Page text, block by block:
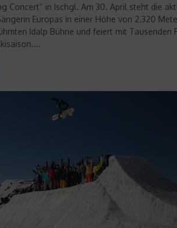
Concert“ in Ischgl. Am 30. April steht die
Europas in einer Höhe von 2.320
Idalp Bühne und feiert mit Tausenden